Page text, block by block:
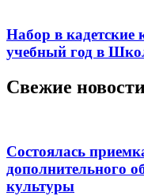
Набор в кадетские
учебный год в
Свежие
Состоялась
дополнительного
культуры